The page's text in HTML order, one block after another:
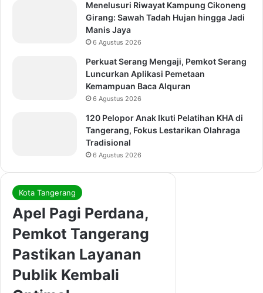
Menelusuri Riwayat Kampung Cikoneng
Girang: Sawah Tadah Hujan hingga Jadi
Manis Jaya
6 Agustus 2026
Perkuat Serang Mengaji, Pemkot Serang
Luncurkan Aplikasi Pemetaan
Kemampuan Baca Alquran
6 Agustus 2026
120 Pelopor Anak Ikuti Pelatihan KHA di
Tangerang, Fokus Lestarikan Olahraga
Tradisional
6 Agustus 2026